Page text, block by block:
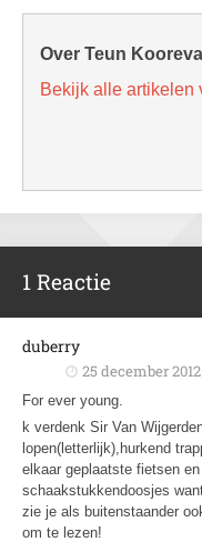
Over Teun
Bekijk alle artikelen
1 Reactie
duberry
25 december 2012
For ever young.
k verdenk Sir Van
lopen(letterlijk),hurkend
elkaar geplaatste fietsen
schaakstukkendoosjes
zie je als buitenstaander
om te lezen!